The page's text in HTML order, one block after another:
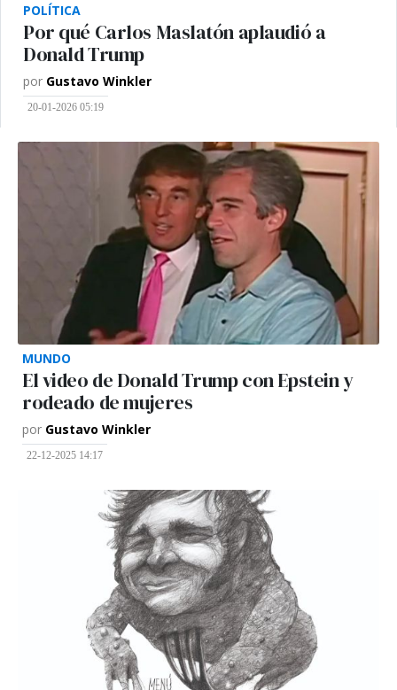
POLÍTICA
Por qué Carlos Maslatón aplaudió a
Donald Trump
por Gustavo Winkler
20-01-2026 05:19
MUNDO
El video de Donald Trump con Epstein y
rodeado de mujeres
por Gustavo Winkler
22-12-2025 14:17